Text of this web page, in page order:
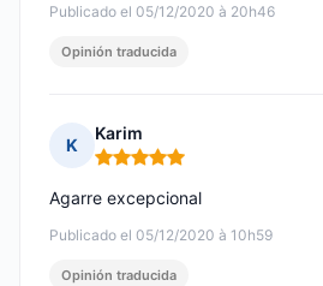
Publicado el 05/12/2020 à 20h46
Opinión traducida
K
Karim
Nota: 5 de 5
Publicado el 05/12/2020 à 10h59
Agarre excepcional
Opinión traducida